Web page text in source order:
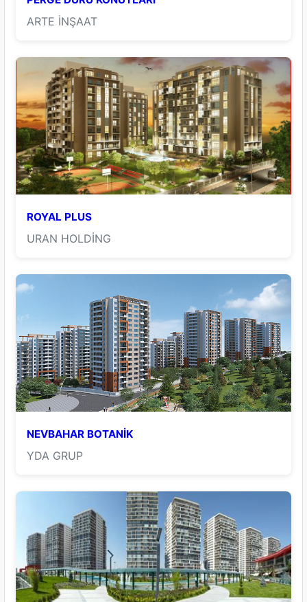
ARTE İNŞAAT
ROYAL PLUS
URAN HOLDİNG
NEVBAHAR BOTANİK
YDA GRUP